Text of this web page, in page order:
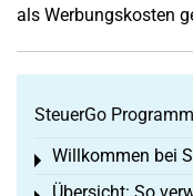
als Werbungskosten
SteuerGo
Willkommen bei
Toggle menu